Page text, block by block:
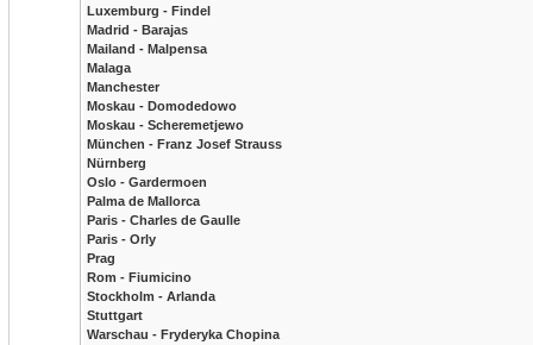
Luxemburg - Findel
Madrid - Barajas
Mailand - Malpensa
Malaga
Manchester
Moskau - Domodedowo
Moskau - Scheremetjewo
München - Franz Josef Strauss
Nürnberg
Oslo - Gardermoen
Palma de Mallorca
Paris - Charles de Gaulle
Paris - Orly
Prag
Rom - Fiumicino
Stockholm - Arlanda
Stuttgart
Warschau - Fryderyka Chopina